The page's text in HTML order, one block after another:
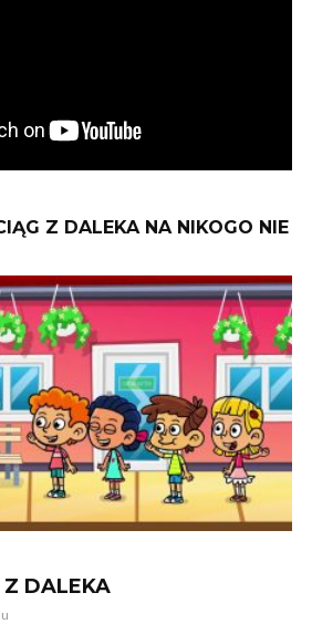
Z DALEKA NA NIKOGO NIE
Z DALEKA